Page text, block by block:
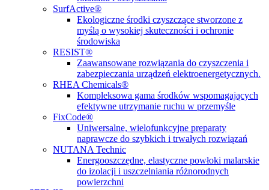
SurfActive®
Ekologiczne środki czyszczące stworzone z
myślą o wysokiej skuteczności i ochronie
środowiska
RESIST®
Zaawansowane rozwiązania do czyszczenia i
zabezpieczania urządzeń elektroenergetycznych.
RHEA Chemicals®
Kompleksowa gama środków wspomagających
efektywne utrzymanie ruchu w przemyśle
FixCode®
Uniwersalne, wielofunkcyjne preparaty
naprawcze do szybkich i trwałych rozwiązań
NUTANA Technic
Energooszczędne, elastyczne powłoki malarskie
do izolacji i uszczelniania różnorodnych
powierzchni